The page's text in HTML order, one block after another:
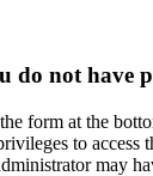
not have
form at the
to access
may